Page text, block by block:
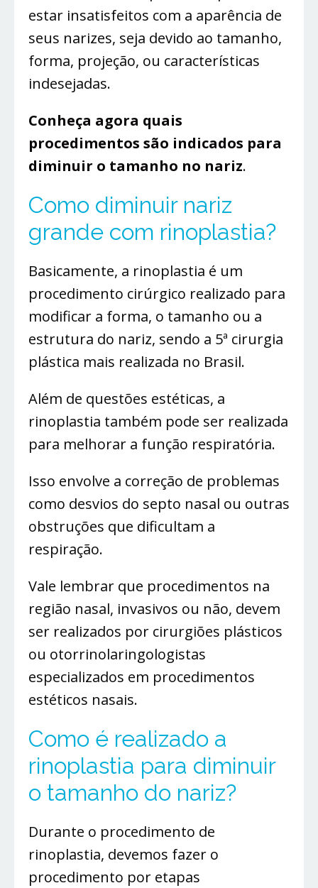
estar insatisfeitos com a aparência de
seus narizes, seja devido ao tamanho,
forma, projeção, ou características
indesejadas.
Conheça agora quais
procedimentos são indicados para
diminuir o tamanho no nariz.
Como diminuir nariz
grande com rinoplastia?
Basicamente, a rinoplastia é um
procedimento cirúrgico realizado para
modificar a forma, o tamanho ou a
estrutura do nariz, sendo a 5ª cirurgia
plástica mais realizada no Brasil.
Além de questões estéticas, a
rinoplastia também pode ser realizada
para melhorar a função respiratória.
Isso envolve a correção de problemas
como desvios do septo nasal ou outras
obstruções que dificultam a
respiração.
Vale lembrar que procedimentos na
região nasal, invasivos ou não, devem
ser realizados por cirurgiões plásticos
ou otorrinolaringologistas
especializados em procedimentos
estéticos nasais.
Como é realizado a
rinoplastia para diminuir
o tamanho do nariz?
Durante o procedimento de
rinoplastia, devemos fazer o
procedimento por etapas